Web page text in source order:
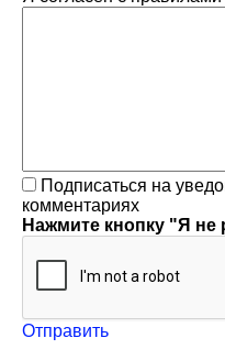
Подписаться на
комментариях
Нажмите кнопку "Я не
Отправить